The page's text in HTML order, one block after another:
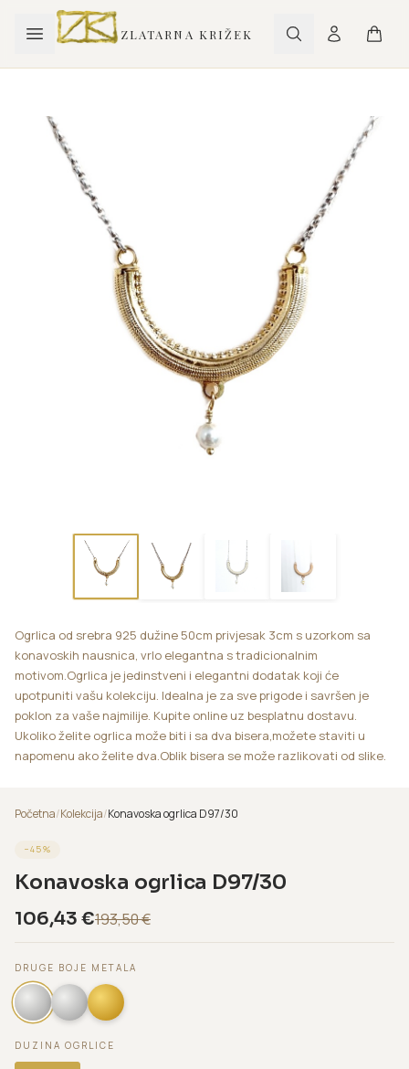
ZLATARNA KRIŽEK
Ogrlica od srebra 925 dužine 50cm privjesak 3cm s uzorkom sa
konavoskih nausnica, vrlo elegantna s tradicionalnim
motivom.Ogrlica je jedinstveni i elegantni dodatak koji će
upotpuniti vašu kolekciju. Idealna je za sve prigode i savršen je
poklon za vaše najmilije. Kupite online uz besplatnu dostavu.
Ukoliko želite ogrlica može biti i sa dva bisera,možete staviti u
napomenu ako želite dva.Oblik bisera se može razlikovati od slike.
Početna/Kolekcija/Konavoska ogrlica D97/30
−45%
Konavoska ogrlica D97/30
106,43 €193,50€
DRUGE BOJE METALA
DUZINA OGRLICE